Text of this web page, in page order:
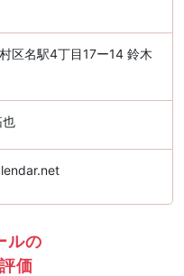
区名駅4丁目17ー14 鈴木
ルの
価